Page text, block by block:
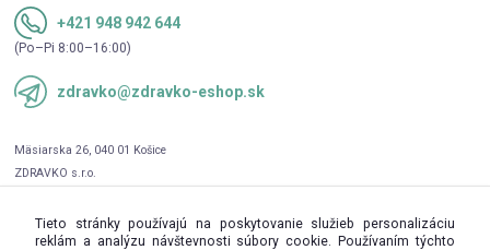
+421 948 942 644
(Po–Pi 8:00–16:00)
zdravko@zdravko-eshop.sk
Tieto stránky používajú na poskytovanie služieb personalizáciu
reklám a analýzu návštevnosti súbory cookie. Používaním týchto